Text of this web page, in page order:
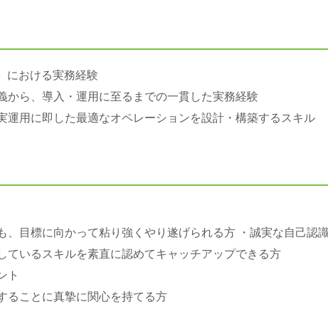
における実務経験
から、導入・運用に至るまでの一貫した実務経験
運用に即した最適なオペレーションを設計・構築するスキル
、目標に向かって粘り強くやり遂げられる方 ・誠実な自己認
ているスキルを素直に認めてキャッチアップできる方
ト
ることに真摯に関心を持てる方